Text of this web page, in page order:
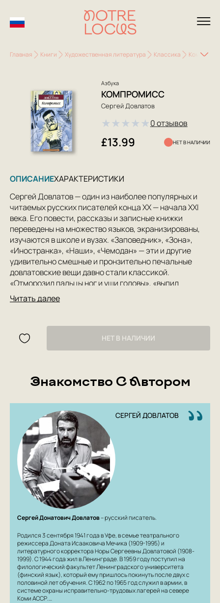
Главная Книги Художественная литература Классика
Азбука
КОМПРОМИСС
Сергей Довлатов
★★★★★0 отзывов
£13.99 НЕТ В НАЛИЧИИ
ОПИСАНИЕХАРАКТЕРИСТИКИ
Сергей Довлатов — один из наиболее популярных и
читаемых русских писателей конца ХХ — начала XXI
века. Его повести, рассказы и записные книжки
переведены на множество языков, экранизированы,
изучаются в школе и вузах. «Заповедник», «Зона»,
«Иностранка», «Наши», «Чемодан» — эти и другие
удивительно смешные и пронзительно печальные
довлатовские вещи давно стали классикой.
«Отморозил пальцы ног и уши головы», «выпил
накануне — ощущение, как будто проглотил заячью
шапку с ушами», «алкоголизм излечим — пьянство —
жизнь, а книги перечитываешь десятки раз. Они
никогда не надоедают.
Читать далее
НЕТ В НАЛИЧИИ
Знакомство С Автором
СЕРГЕЙ ДОВЛАТОВ
Сергей Донатович Довлатов– русский писатель.
Родился 3 сентября 1941 года в Уфе, в семье театрального
режиссера Доната Исааковича Мечика (1909-1995) и
литературного корректора Норы Сергеевны Довлатовой (1908-
1999). С 1944 года жил в Ленинграде. В 1959 году поступил на
филологический факультет Ленинградского университета
(финский язык), который ему пришлось покинуть после двух с
половиной лет обучения. С 1962 по 1965 год служил в армии, в
системе охраны исправительно-трудовых лагерей на севере
Коми АССР.…